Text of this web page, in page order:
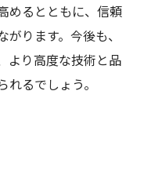
めるとともに、信頼
ります。今後も、
より高度な技術と品
るでしょう。